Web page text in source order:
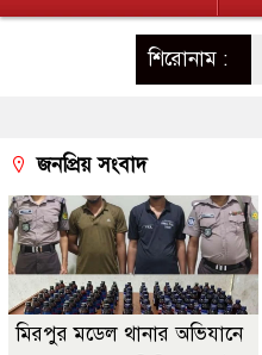
শিরোনাম :
জনপ্রিয় সংবাদ
মিরপুর মডেল থানার অভিযানে